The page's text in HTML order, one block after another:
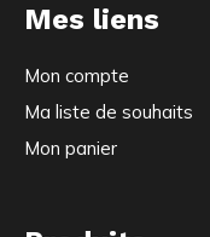
Mes liens
Mon compte
Ma liste de souhaits
Mon panier